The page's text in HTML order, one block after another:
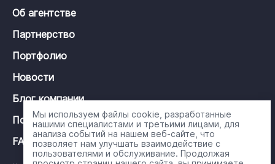
Об агентстве
Партнерство
Портфолио
Новости
Блог компании
Политика конфиденциальности
FAQ
Мы используем файлы cookie, разработанные
нашими специалистами и третьими лицами, для
анализа событий на нашем веб-сайте, что
позволяет нам улучшать взаимодействие с
пользователями и обслуживание. Продолжая